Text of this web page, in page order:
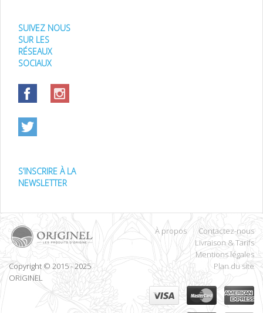
SUIVEZ NOUS
SUR LES
RÉSEAUX
SOCIAUX
S’INSCRIRE À LA
NEWSLETTER
Copyright © 2015 - 2025
ORIGINEL
À propos
Contactez-nous
Livraison & Tarifs
Mentions légales
Plan du site